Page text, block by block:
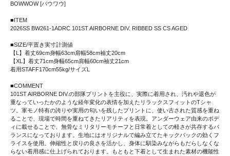
BOWWOW [バウワウ]
■ITEM
2026SS BW261-1ADRC 101ST AIRBORNE DIV. RIBBED SS CS AGED
■SIZE/平置き実寸計測値
【L】着丈69cm身幅63cm肩幅58cm袖丈20cm
【XL】着丈71cm身幅65cm肩幅60cm袖丈21cm
着用STAFF170cm55kg/サイズL
■COMMENT
101ST AIRBORNE DIV.の部隊プリントを主役に、実際に着用され、汚れや退色が
重なっていったかのような経年変化の表情を加えたリラックスフィットのTシャ
ツ。軍モノ特有の誇りや実用の匂いを残したプリントに、使い古された質感を重ね
ることで、現場で時間を重ねてきたリアリティを表現。アンダーウェア由来のボデ
ィに載せることで、無骨なミリタリーモチーフと日常着としての軽さが共存するバ
ランスになっております。生地にはオリジナルで編み立てたキックバックの効くフ
ライスを使用。伸縮性と戻りの良さを活かし、身体に馴染みながらもだらしなくな
らない着用感に仕上げられております。もともと下着として生まれた素材の機能性